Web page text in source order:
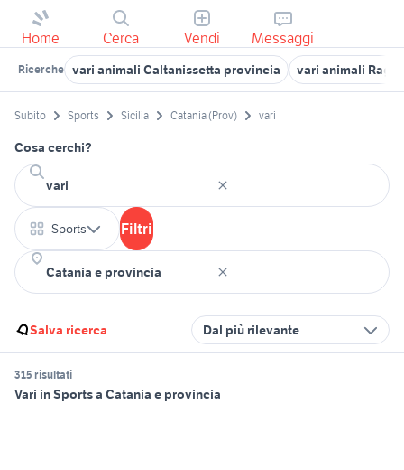
Home Cerca Vendi Messaggi
Ricerche vari animali Caltanissetta provincia vari animali
Subito Sports Sicilia Catania (Prov) vari
Cosa cerchi?
Sports Filtri
Salva ricerca Dal più rilevante
315 risultati
Vari in Sports a Catania e provincia